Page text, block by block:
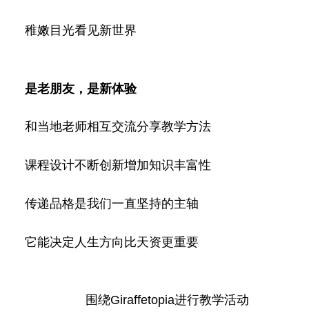
稚嫩目光看见新世界
是老朋友，是新体验
和当地老师相互交流分享教学方法
课程设计不断创新增加知识丰富性
传递品格是我们一直坚持的主轴
它能决定人生方向比天资更重要
围绕Giraffetopia进行教学活动